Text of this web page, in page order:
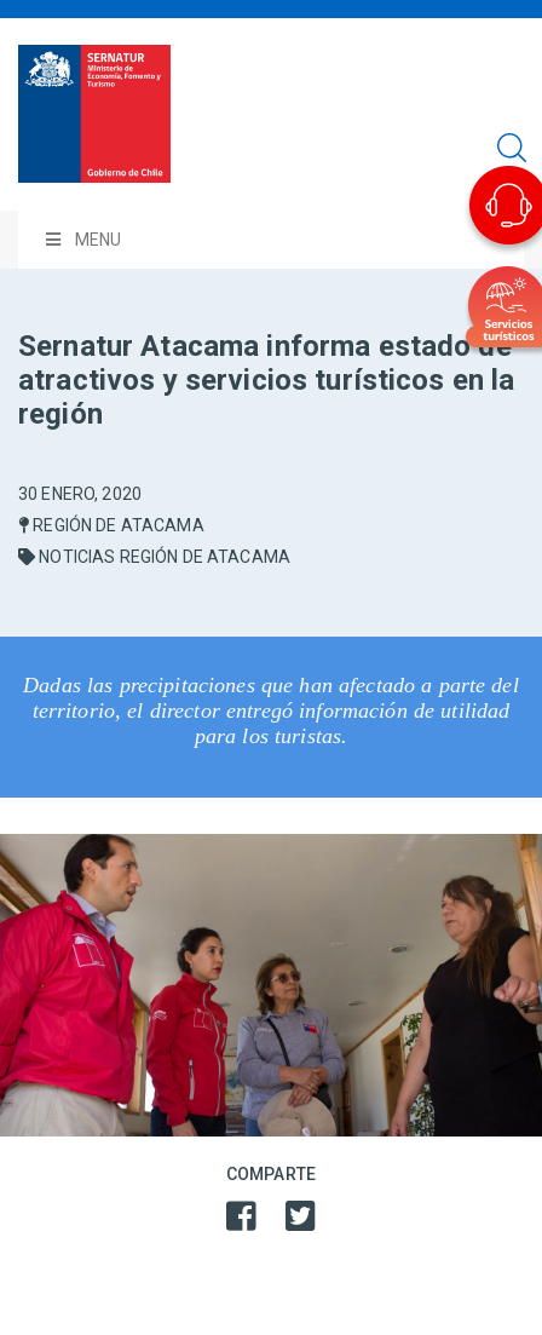
MENU
Sernatur Atacama informa estado de
atractivos y servicios turísticos en la
región
30 ENERO, 2020
REGIÓN DE ATACAMA
NOTICIAS REGIÓN DE ATACAMA
Dadas las precipitaciones que han afectado a parte del
territorio, el director entregó información de utilidad
para los turistas.
COMPARTE